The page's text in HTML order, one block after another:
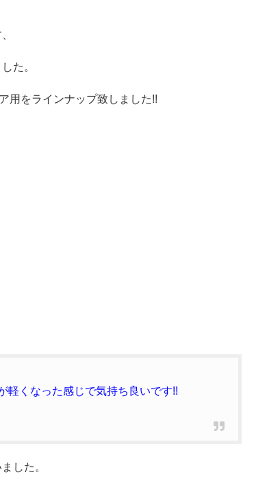
た。
用をラインナップ致しました!!
軽くなった感じで気持ち良いです!!
した。